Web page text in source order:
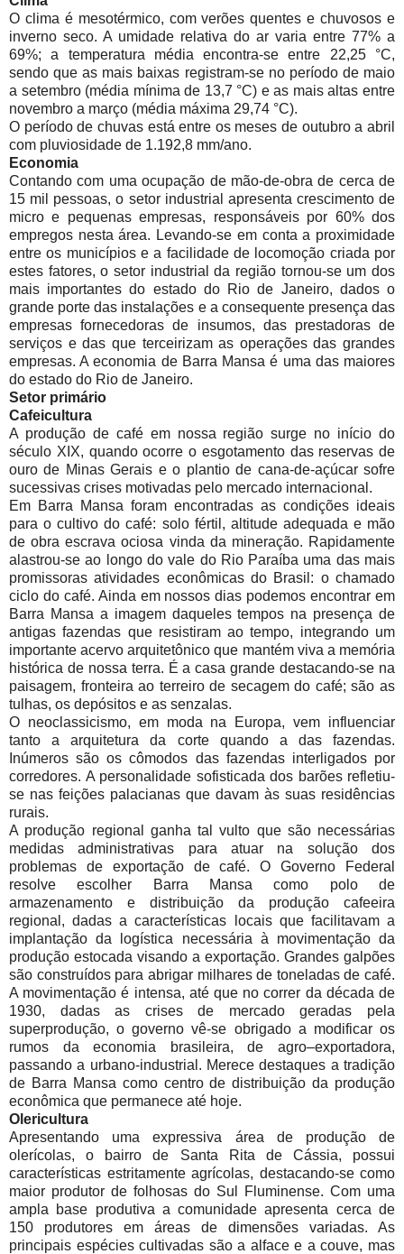
O clima é mesotérmico, com verões quentes e chuvosos e
inverno seco. A umidade relativa do ar varia entre 77% a
69%; a temperatura média encontra-se entre 22,25 °C,
sendo que as mais baixas registram-se no período de maio
a setembro (média mínima de 13,7 °C) e as mais altas entre
novembro a março (média máxima 29,74 °C).
O período de chuvas está entre os meses de outubro a abril
com pluviosidade de 1.192,8 mm/ano.
Economia
Contando com uma ocupação de mão-de-obra de cerca de
15 mil pessoas, o setor industrial apresenta crescimento de
micro e pequenas empresas, responsáveis por 60% dos
empregos nesta área. Levando-se em conta a proximidade
entre os municípios e a facilidade de locomoção criada por
estes fatores, o setor industrial da região tornou-se um dos
mais importantes do estado do Rio de Janeiro, dados o
grande porte das instalações e a consequente presença das
empresas fornecedoras de insumos, das prestadoras de
serviços e das que terceirizam as operações das grandes
empresas. A economia de Barra Mansa é uma das maiores
do estado do Rio de Janeiro.
Setor primário
Cafeicultura
A produção de café em nossa região surge no início do
século XIX, quando ocorre o esgotamento das reservas de
ouro de Minas Gerais e o plantio de cana-de-açúcar sofre
sucessivas crises motivadas pelo mercado internacional.
Em Barra Mansa foram encontradas as condições ideais
para o cultivo do café: solo fértil, altitude adequada e mão
de obra escrava ociosa vinda da mineração. Rapidamente
alastrou-se ao longo do vale do Rio Paraíba uma das mais
promissoras atividades econômicas do Brasil: o chamado
ciclo do café. Ainda em nossos dias podemos encontrar em
Barra Mansa a imagem daqueles tempos na presença de
antigas fazendas que resistiram ao tempo, integrando um
importante acervo arquitetônico que mantém viva a memória
histórica de nossa terra. É a casa grande destacando-se na
paisagem, fronteira ao terreiro de secagem do café; são as
tulhas, os depósitos e as senzalas.
O neoclassicismo, em moda na Europa, vem influenciar
tanto a arquitetura da corte quando a das fazendas.
Inúmeros são os cômodos das fazendas interligados por
corredores. A personalidade sofisticada dos barões refletiu-
se nas feições palacianas que davam às suas residências
rurais.
A produção regional ganha tal vulto que são necessárias
medidas administrativas para atuar na solução dos
problemas de exportação de café. O Governo Federal
resolve escolher Barra Mansa como polo de
armazenamento e distribuição da produção cafeeira
regional, dadas a características locais que facilitavam a
implantação da logística necessária à movimentação da
produção estocada visando a exportação. Grandes galpões
são construídos para abrigar milhares de toneladas de café.
A movimentação é intensa, até que no correr da década de
1930, dadas as crises de mercado geradas pela
superprodução, o governo vê-se obrigado a modificar os
rumos da economia brasileira, de agro–exportadora,
passando a urbano-industrial. Merece destaques a tradição
de Barra Mansa como centro de distribuição da produção
econômica que permanece até hoje.
Olericultura
Apresentando uma expressiva área de produção de
olerícolas, o bairro de Santa Rita de Cássia, possui
características estritamente agrícolas, destacando-se como
maior produtor de folhosas do Sul Fluminense. Com uma
ampla base produtiva a comunidade apresenta cerca de
150 produtores em áreas de dimensões variadas. As
principais espécies cultivadas são a alface e a couve, mas